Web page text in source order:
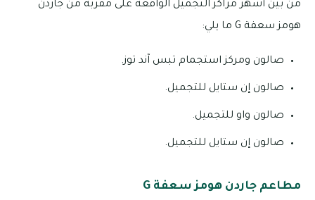
من بين أشهر مراكز التجميل الواقعة على مقربة من جاردن
هومز سعفة G ما يلي:
صالون ومركز استجمام تبس آند توز.
صالون إن ستايل للتجميل.
صالون واو للتجميل.
صالون إن ستايل للتجميل.
مطاعم جاردن هومز سعفة G